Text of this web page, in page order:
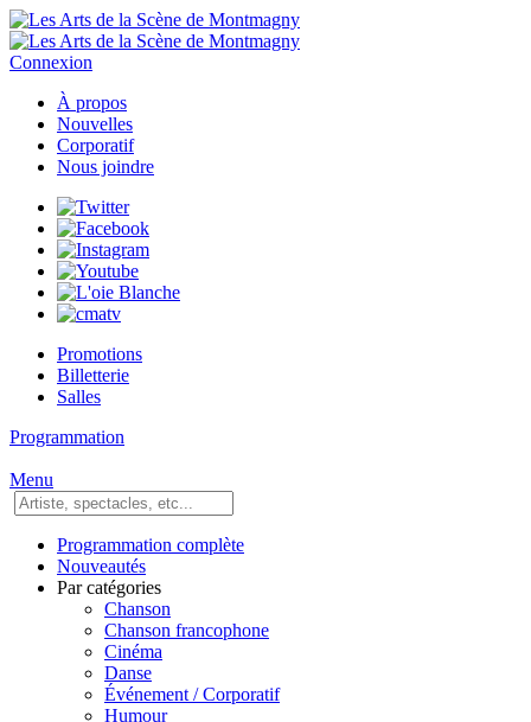
Connexion
À propos
Nouvelles
Corporatif
Nous joindre
Promotions
Billetterie
Salles
Programmation
Menu
Programmation complète
Nouveautés
Par catégories
Chanson
Chanson francophone
Cinéma
Danse
Événement / Corporatif
Humour